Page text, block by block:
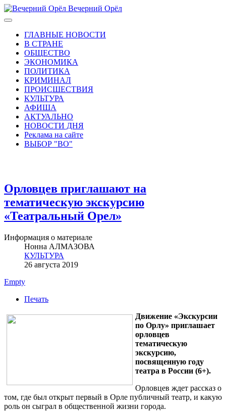
Вечерний Орёл
ГЛАВНЫЕ НОВОСТИ
В СТРАНЕ
ОБЩЕСТВО
ЭКОНОМИКА
ПОЛИТИКА
КРИМИНАЛ
ПРОИСШЕСТВИЯ
КУЛЬТУРА
АФИША
АКТУАЛЬНО
НОВОСТИ ДНЯ
Реклама на сайте
ВЫБОР "ВО"
Орловцев приглашают на
тематическую экскурсию
«Театральный Орел»
Информация о материале
Нонна АЛМАЗОВА
КУЛЬТУРА
26 августа 2019
Empty
Печать
Движение «Экскурсии
по Орлу» приглашает
орловцев
тематическую
экскурсию,
посвященную году
театра в России (6+).
Орловцев ждет рассказ о
том, где был открыт первый в Орле публичный театр, и какую
роль он сыграл в общественной жизни города.